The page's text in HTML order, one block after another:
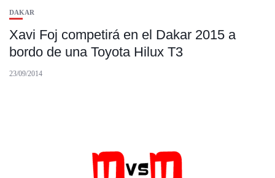
DAKAR
Xavi Foj competirá en el Dakar 2015 a
bordo de una Toyota Hilux T3
23/09/2014